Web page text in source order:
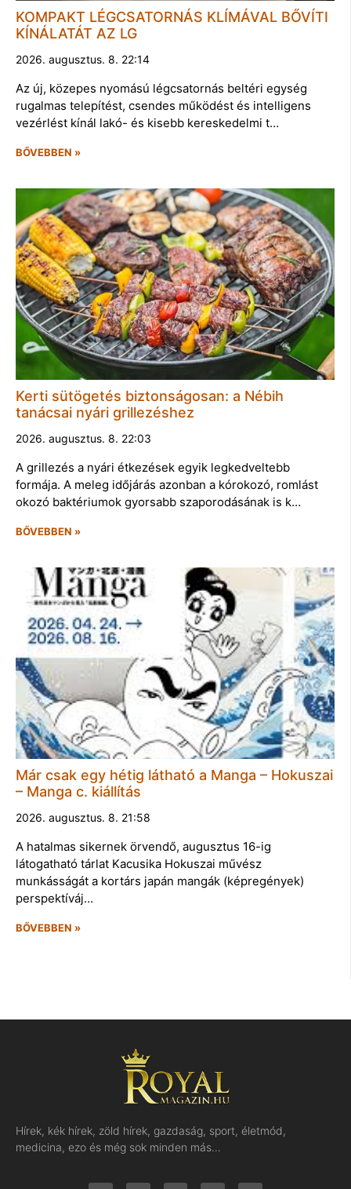
KOMPAKT LÉGCSATORNÁS KLÍMÁVAL BŐVÍTI
KÍNÁLATÁT AZ LG
2026. augusztus. 8. 22:14
Az új, közepes nyomású légcsatornás beltéri egység
rugalmas telepítést, csendes működést és intelligens
vezérlést kínál lakó- és kisebb kereskedelmi t…
BŐVEBBEN »
Kerti sütögetés biztonságosan: a Nébih
tanácsai nyári grillezéshez
2026. augusztus. 8. 22:03
A grillezés a nyári étkezések egyik legkedveltebb
formája. A meleg időjárás azonban a kórokozó, romlást
okozó baktériumok gyorsabb szaporodásának is k…
BŐVEBBEN »
Már csak egy hétig látható a Manga – Hokuszai
– Manga c. kiállítás
2026. augusztus. 8. 21:58
A hatalmas sikernek örvendő, augusztus 16-ig
látogatható tárlat Kacusika Hokuszai művész
munkásságát a kortárs japán mangák (képregények)
perspektíváj…
BŐVEBBEN »
Hírek, kék hírek, zöld hírek, gazdaság, sport, életmód,
medicina, ezo és még sok minden más…